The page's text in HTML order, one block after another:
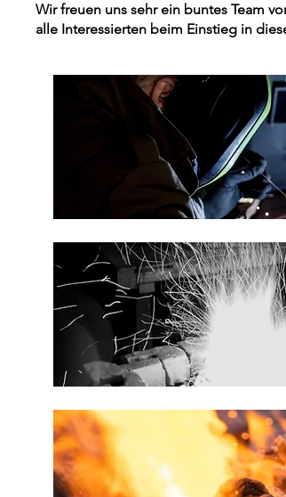
Wir freuen uns sehr ein buntes Team
alle Interessierten beim Einstieg in